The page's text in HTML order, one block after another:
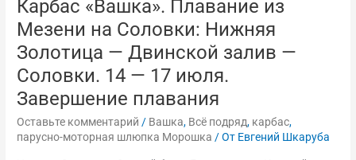
Карбас «Вашка». Плавание из
Мезени на Соловки: Нижняя
Золотица — Двинской залив —
Соловки. 14 — 17 июля.
Завершение плавания
Оставьте комментарий / Вашка, Всё подряд, карбас,
парусно-моторная шлюпка Морошка / От Евгений Шкаруба
—
17
Завершение
плавания